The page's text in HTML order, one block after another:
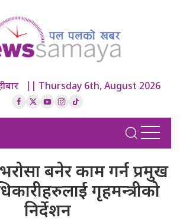
|| Thursday 6th, August 2026
बनेर काम गर्न प्रमुख
गृहमन्त्रीको
निर्देशन